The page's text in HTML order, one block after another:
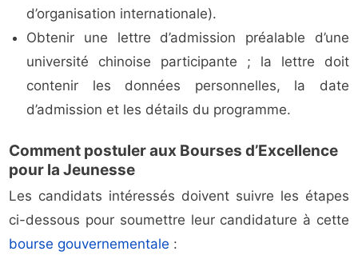
d’organisation internationale).
Obtenir une lettre d’admission préalable d’une
université chinoise participante ; la lettre doit
contenir les données personnelles, la date
d’admission et les détails du programme.
Comment postuler aux Bourses d’Excellence
pour la Jeunesse
Les candidats intéressés doivent suivre les étapes
ci-dessous pour soumettre leur candidature à cette
bourse gouvernementale :